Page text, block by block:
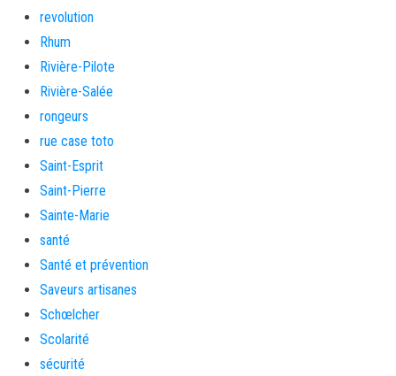
revolution
Rhum
Rivière-Pilote
Rivière-Salée
rongeurs
rue case toto
Saint-Esprit
Saint-Pierre
Sainte-Marie
santé
Santé et prévention
Saveurs artisanes
Schœlcher
Scolarité
sécurité